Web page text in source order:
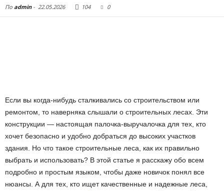
По admin- 22.05.2026 104 0
Если вы когда-нибудь сталкивались со строительством или
ремонтом, то наверняка слышали о строительных лесах. Эти
конструкции — настоящая палочка-выручалочка для тех, кто
хочет безопасно и удобно добраться до высоких участков
здания. Но что такое строительные леса, как их правильно
выбрать и использовать? В этой статье я расскажу обо всем
подробно и простым языком, чтобы даже новичок понял все
нюансы. А для тех, кто ищет качественные и надежные леса,